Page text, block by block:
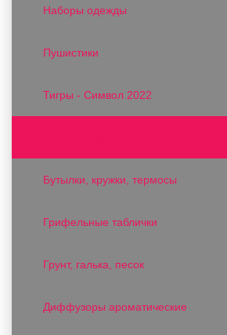
Наборы одежды
Пушистики
Тигры - Символ 2022
Бутылки, кружки, термосы
Грифельные таблички
Грунт, галька, песок
Диффузоры ароматические